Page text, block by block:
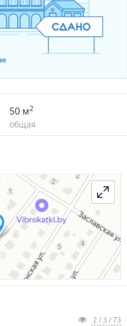
50 м2
общая
2 / 3 / 73